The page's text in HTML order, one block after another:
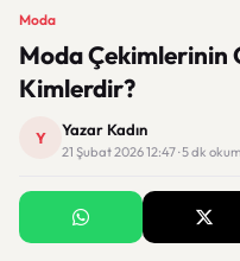
Moda
Moda Çekimlerinin
Kimlerdir?
Y Yazar Kadın
21 Şubat 2026 12:47 · 5 dk